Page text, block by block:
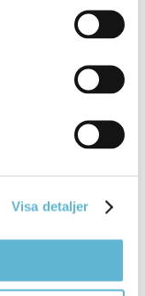
Visa detaljer